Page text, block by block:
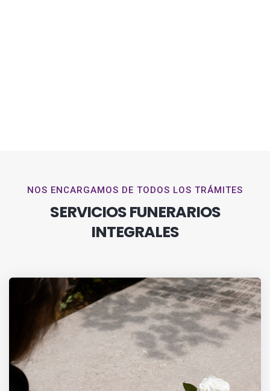
NOS ENCARGAMOS DE TODOS LOS TRÁMITES
SERVICIOS FUNERARIOS
INTEGRALES